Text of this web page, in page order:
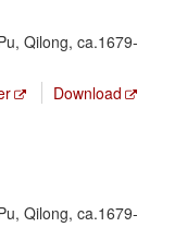
Qilong, ca.1679-
Download
Qilong, ca.1679-